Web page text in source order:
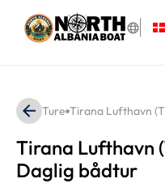
indhold
Ture Tirana Lufthavn
Tirana Lufthavn
Daglig bådtur